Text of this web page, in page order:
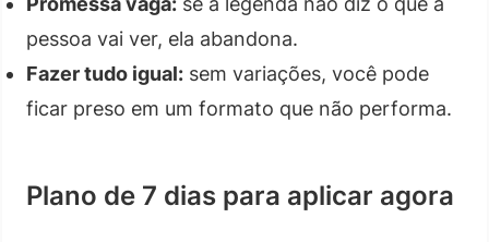
pessoa vai ver, ela abandona.
Fazer tudo igual: sem variações, você pode
ficar preso em um formato que não performa.
Plano de 7 dias para aplicar agora